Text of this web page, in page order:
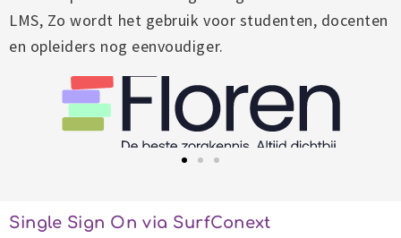
LMS, Zo wordt het gebruik voor studenten, docenten
en opleiders nog eenvoudiger.
Single Sign On via SurfConext